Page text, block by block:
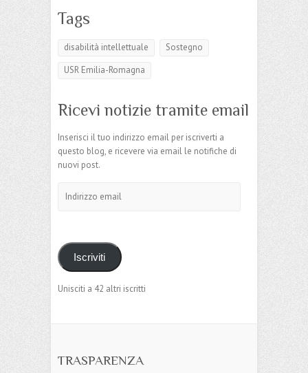
Tags
disabilità intellettuale
Sostegno
USR Emilia-Romagna
Ricevi notizie tramite email
Inserisci il tuo indirizzo email per iscriverti a
questo blog, e ricevere via email le notifiche di
nuovi post.
email
Iscriviti
Unisciti a 42 altri iscritti
TRASPARENZA